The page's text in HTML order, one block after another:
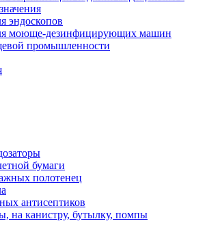
эндоскопов
моюще-дезинфицирующих машин
промышленности
бумаги
полотенец
антисептиков
на канистру, бутылку, помпы